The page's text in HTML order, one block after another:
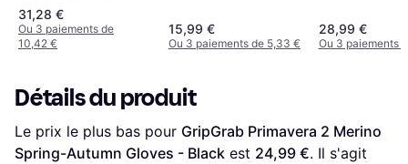
Noir
31,28 €
Ou 3 paiements de
10,42 €
15,99 €
Ou 3 paiements de 5,33 €
28,99 €
Ou 3 paiements
Détails du produit
Le prix le plus bas pour GripGrab Primavera 2 Merino
Spring-Autumn Gloves - Black est 24,99 €. Il s'agit